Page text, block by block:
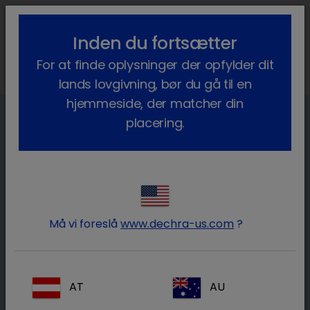
lock_outline search menu
Smertebehandling hos kvæg
stigende bevidsthed omkring god
landbrugspraksis, er smertebehandling hos
kvæg et fremvoksende emne. I årevis har folk
Inden du fortsætter
For at finde oplysninger der opfylder dit
lands lovgivning, bør du gå til en
hjemmeside, der matcher din
placering.
Må vi foreslåwww.dechra-us.com ?
AT AU